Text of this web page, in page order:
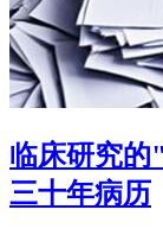
临床研究
三十年病历